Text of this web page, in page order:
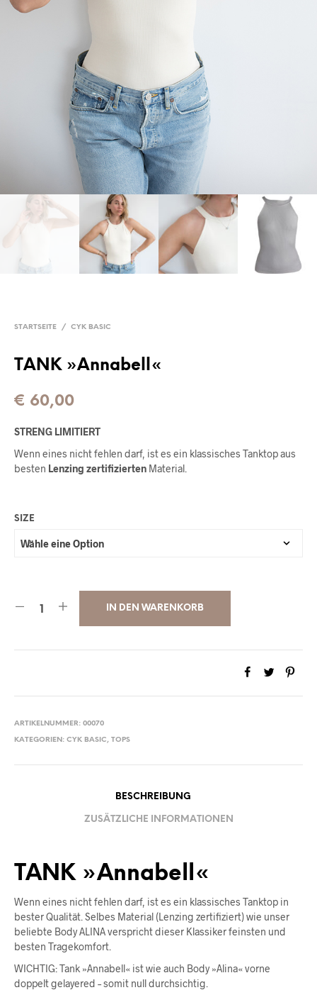
STARTSEITE / CYK BASIC
TANK »Annabell«
€ 60,00
STRENG LIMITIERT
Wenn eines nicht fehlen darf, ist es ein klassisches Tanktop aus
besten Lenzing zertifizierten Material.
SIZE
IN DEN WARENKORB
ARTIKELNUMMER: 00070
KATEGORIEN: CYK BASIC, TOPS
BESCHREIBUNG
ZUSÄTZLICHE INFORMATIONEN
TANK »Annabell «
Wenn eines nicht fehlen darf, ist es ein klassisches Tanktop in
bester Qualität. Selbes Material (Lenzing zertifiziert) wie unser
beliebte Body ALINA verspricht dieser Klassiker feinsten und
besten Tragekomfort.
WICHTIG: Tank »Annabell« ist wie auch Body »Alina« vorne
doppelt gelayered – somit null durchsichtig.